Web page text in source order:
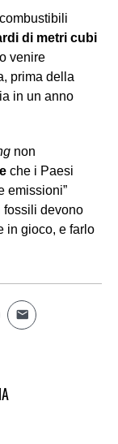
di metri cubi
venire
prima della
in un anno
non
che i Paesi
emissioni”
fossili devono
in gioco, e farlo